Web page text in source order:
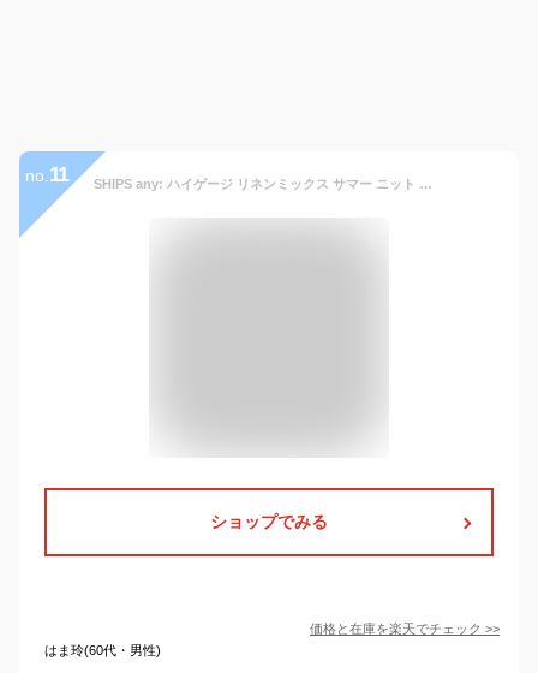
no. 11 SHIPS any: ハイゲージ リネンミックス サマー ニット カーディガン◇／シップス エニィ（SHIPS any）
ショップでみる
価格と在庫を楽天でチェック >>
はま玲(60代・男性)